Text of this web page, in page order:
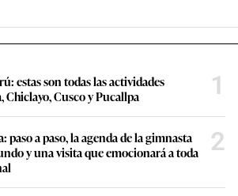
estas son todas las actividades
Cusco y Pucallpa
1
paso a paso, la agenda de la gimnasta
y una visita que emocionará a toda
2